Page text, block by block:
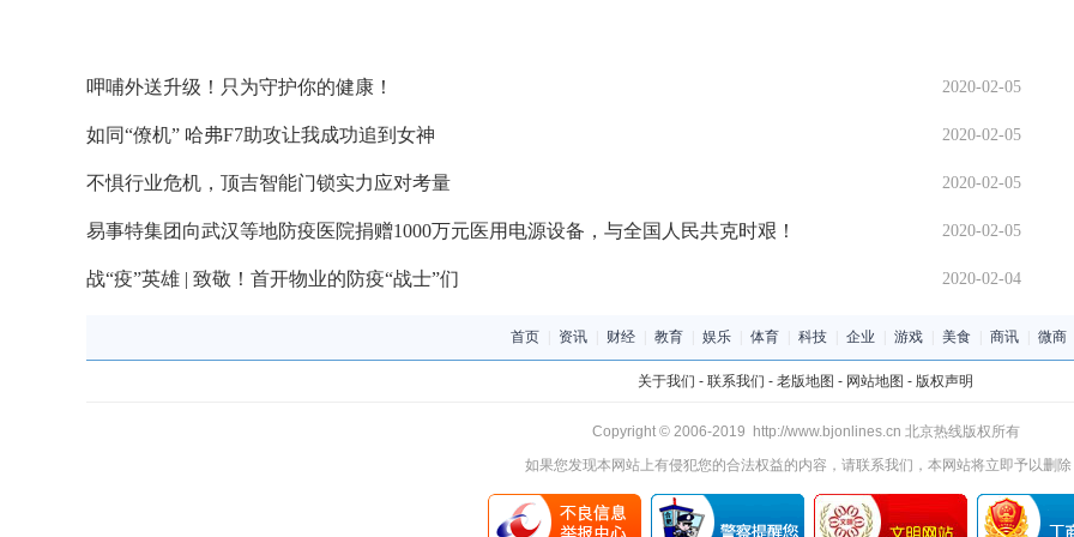
2020-02-05
呷哺外送升级！只为守护你的健康！
2020-02-05
如同“僚机” 哈弗F7助攻让我成功追到女神
2020-02-05
不惧行业危机，顶吉智能门锁实力应对考量
2020-02-05
易事特集团向武汉等地防疫医院捐赠1000万元医用电源设备，与全国人民共克时艰！
2020-02-04
战“疫”英雄 | 致敬！首开物业的防疫“战士”们
首页 资讯 财经 教育 娱乐 体育 科技 企业 游戏 美食 商讯 微商
关于我们 - 联系我们 - 老版地图 - 网站地图 - 版权声明
Copyright © 2006-2019 http://www.bjonlines.cn 北京热线版权所有
如果您发现本网站上有侵犯您的合法权益的内容，请联系我们，本网站将立即予以删除